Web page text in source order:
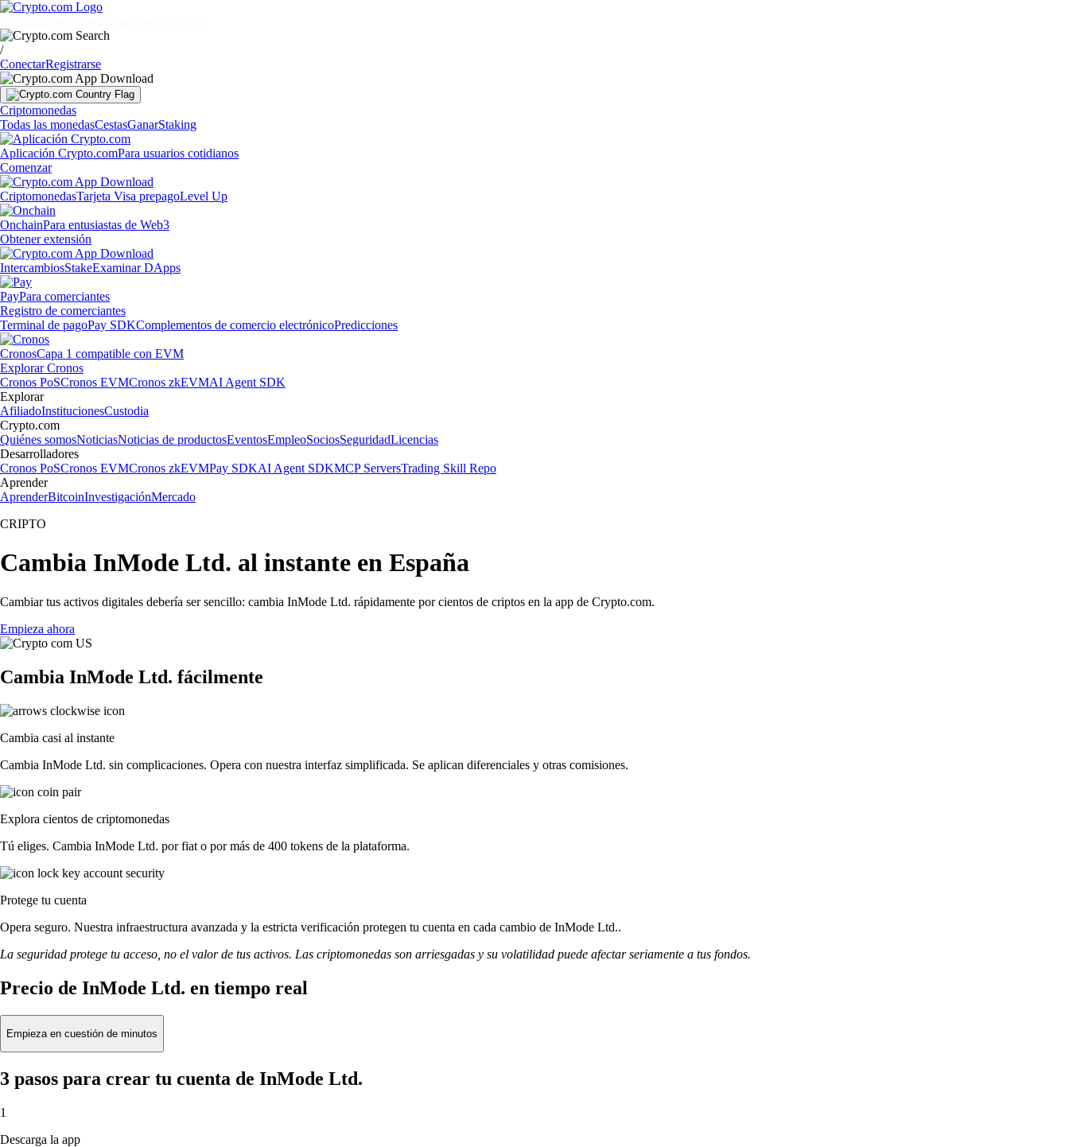
/
ConectarRegistrarse
Criptomonedas
Todas las monedasCestasGanarStaking
Aplicación Crypto.comPara usuarios cotidianos
Comenzar
CriptomonedasTarjeta Visa prepagoLevel Up
OnchainPara entusiastas de Web3
Obtener extensión
IntercambiosStakeExaminar DApps
PayPara comerciantes
Registro de comerciantes
Terminal de pagoPay SDKComplementos de comercio electrónicoPredicciones
CronosCapa 1 compatible con EVM
Explorar Cronos
Cronos PoSCronos EVMCronos zkEVMAI Agent SDK
Explorar
AfiliadoInstitucionesCustodia
Crypto.com
Quiénes somosNoticiasNoticias de productosEventosEmpleoSociosSeguridadLicencias
Desarrolladores
Cronos PoSCronos EVMCronos zkEVMPay SDKAI Agent SDKMCP ServersTrading Skill Repo
Aprender
AprenderBitcoinInvestigaciónMercado
CRIPTO
Cambia InMode Ltd. al instante en España
Cambiar tus activos digitales debería ser sencillo: cambia InMode Ltd. rápidamente por cientos de criptos en la app de Crypto.com.
Empieza ahora
Cambia InMode Ltd. fácilmente
Cambia casi al instante
Cambia InMode Ltd. sin complicaciones. Opera con nuestra interfaz simplificada. Se aplican diferenciales y otras comisiones.
Explora cientos de criptomonedas
Tú eliges. Cambia InMode Ltd. por fiat o por más de 400 tokens de la plataforma.
Protege tu cuenta
Opera seguro. Nuestra infraestructura avanzada y la estricta verificación protegen tu cuenta en cada cambio de InMode Ltd..
La seguridad protege tu acceso, no el valor de tus activos. Las criptomonedas son arriesgadas y su volatilidad puede afectar seriamente a tus fondos.
Precio de InMode Ltd. en tiempo real
Empieza en cuestión de minutos
3 pasos para crear tu cuenta de InMode Ltd.
1
Descarga la app